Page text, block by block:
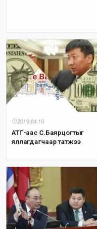
2019.04.10
АТГ-аас С.Баярцогтыг
яллагдагчаар татжээ